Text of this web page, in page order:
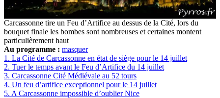
Carcassonne tire un Feu d’Artifice au dessus de la Cité, lors du
bouquet finale les bombes sont nombreuses et certaines montent
particulièrement haut
Au programme : masquer
1. La Cité de Carcassonne en état de siège pour le 14 juillet
2. Tuer le temps avant le Feu d’Artifice du 14 juillet
3. Carcassonne Cité Médiévale au 52 tours
4. Un feu d’artifice exceptionnel pour le 14 juillet
5. A Carcassonne impossible d’oublier Nice